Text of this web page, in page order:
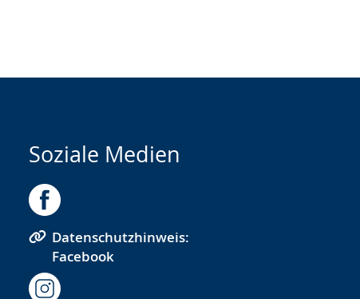
Soziale Medien
Datenschutzhinweis:
Facebook